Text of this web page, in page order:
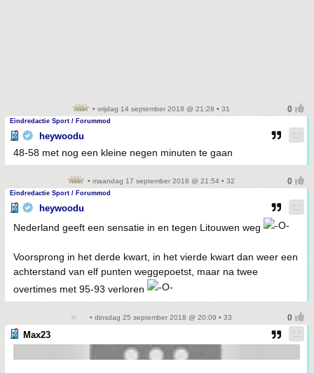
• vrijdag 14 september 2018 @ 21:28 • 31
Eindredactie Sport / Forummod
heywoodu
48-58 met nog een kleine negen minuten te gaan
• maandag 17 september 2018 @ 21:54 • 32
Eindredactie Sport / Forummod
heywoodu
Nederland geeft een sensatie in en tegen Litouwen weg
Voorsprong in het derde kwart, in het vierde kwart dan weer een
achterstand van elf punten weggepoetst, maar na twee
overtimes met 95-93 verloren
• dinsdag 25 september 2018 @ 20:09 • 33
Max23